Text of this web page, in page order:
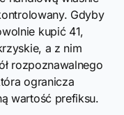
Gdyby
kupić 41,
a z nim
rozpoznawalnego
ogranicza
wartość prefiksu.